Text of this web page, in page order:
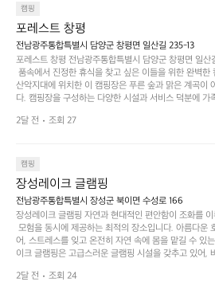
함께 좋은 시간을 보낼 수 있다는 것입니다. 또한, 하이
자전거 도로가 있어 아웃도어 활동을 좋아하는 이들에
담양의 아름다운 자연과 함께, 건강한 레저 활동을 즐기
습니다. 하이글루에서 특별한 순간을 만끽해보세요. 따
담양의 죽녹원과 함께 어우러진 저녁, 그리고 고요한 밤
이야기들은 여러분의 캠핑 여행을 더욱 특별하게 만
★
캠핑
포레스트 창평
전남광주통합특별시 담양군 창평면 일산길 235-13
포레스트 창평 전남광주통합특별시 담양군 창평면 일
품속에서 진정한 휴식을 찾고 싶은 이들을 위한 완벽한
산악지대에 위치한 이 캠핑장은 푸른 숲과 맑은 계곡이
다. 캠핑장을 구성하는 다양한 시설과 서비스 덕분에
만들어갈 수 있는 최적의 공간이 됩니다.  포레스트 창
산물을 제공하는 캠핑장으로, 현지에서만 느낄 수 있는
으며 깊은 숙면을 취할 수 있는 기회를 제공합니다.  이
다채로운 야외 활동을 제공합니다. 특히 어린이들은 안
되어 있어 부모님들과 함께 즐거운 시간을 보낼 수 있습
리를 탐험하는 재미도 포레스트 창평의 매력 중 하나입
적으로 재방문하는 이들이 많아 인기가 날로 상승하고
핑 그 이상을 제공하며, 자연을 사랑하는 모든 이들에
잡았습니다.  인기 정도: ★★★★★
2달 전 조회 27
캠핑
장성레이크 글램핑
전남광주통합특별시 장성군 북이면 수성로 166
장성레이크 글램핑 자연과 현대적인 편안함이 조화를
모험을 동시에 제공하는 최적의 장소입니다. 아름다운
어, 스트레스를 잊고 온전히 자연 속에 몸을 맡길 수 있
이크 글램핑은 고급스러운 글램핑 시설을 갖추고 있어,
오면 사치스러운 휴식이 가능해집니다. 독립된 텐트에
한 사람과 함께 따뜻한 이야기를 나눌 수 있는 소중한 시
2달 전 조회 24